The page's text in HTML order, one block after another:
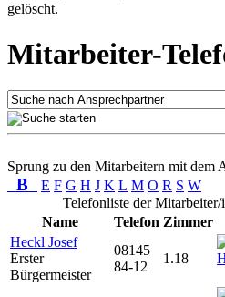
gelöscht.
Mitarbeiter-
Sprung zu den Mitarbeitern mit dem
B E F G H J K L M O R S W
Telefonliste der
Name
Telefon Zimmer
Heckl Josef
Erster
Bürgermeister
08145
84-12
1.18